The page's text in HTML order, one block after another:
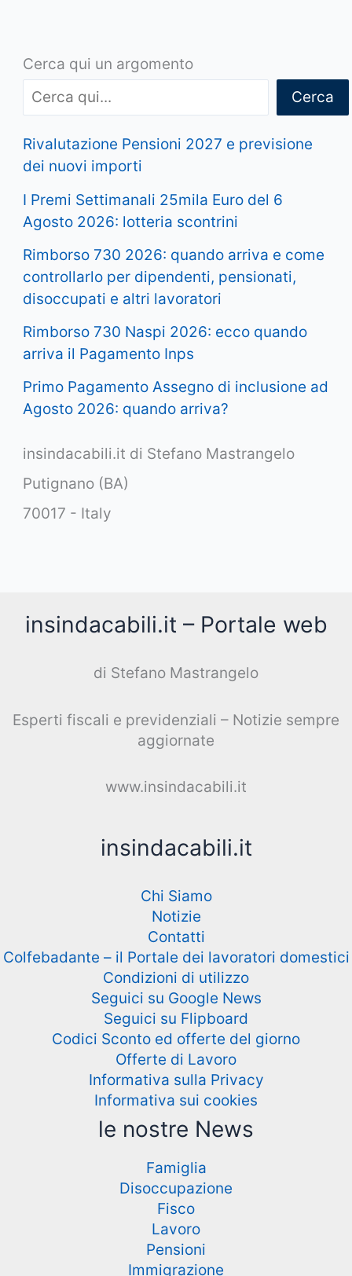
Cerca qui un argomento
Cerca
Rivalutazione Pensioni 2027 e previsione
dei nuovi importi
I Premi Settimanali 25mila Euro del 6
Agosto 2026: lotteria scontrini
Rimborso 730 2026: quando arriva e come
controllarlo per dipendenti, pensionati,
disoccupati e altri lavoratori
Rimborso 730 Naspi 2026: ecco quando
arriva il Pagamento Inps
Primo Pagamento Assegno di inclusione ad
Agosto 2026: quando arriva?
insindacabili.it di Stefano Mastrangelo
Putignano (BA)
70017 - Italy
insindacabili.it – Portale web
di Stefano Mastrangelo
Esperti fiscali e previdenziali – Notizie sempre
aggiornate
www.insindacabili.it
insindacabili.it
Chi Siamo
Notizie
Contatti
Colfebadante – il Portale dei lavoratori domestici
Condizioni di utilizzo
Seguici su Google News
Seguici su Flipboard
Codici Sconto ed offerte del giorno
Offerte di Lavoro
Informativa sulla Privacy
Informativa sui cookies
le nostre News
Famiglia
Disoccupazione
Fisco
Lavoro
Pensioni
Immigrazione